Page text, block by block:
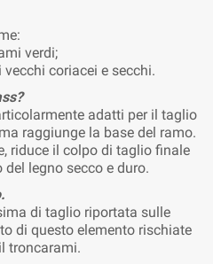
verdi;
coriacei e secchi.
adatti per il taglio
raggiunge la base del ramo.
riduce il colpo di taglio finale
legno secco e duro.
di taglio riportata sulle
di questo elemento rischiate
troncarami.